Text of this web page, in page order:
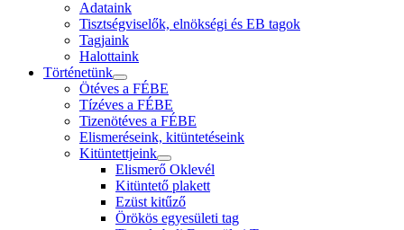
Adataink
Tisztségviselők, elnökségi és EB tagok
Tagjaink
Halottaink
Történetünk
Ötéves a FÉBE
Tízéves a FÉBE
Tizenötéves a FÉBE
Elismeréseink, kitüntetéseink
Kitüntettjeink
Elismerő Oklevél
Kitüntető plakett
Ezüst kitűző
Örökös egyesületi tag